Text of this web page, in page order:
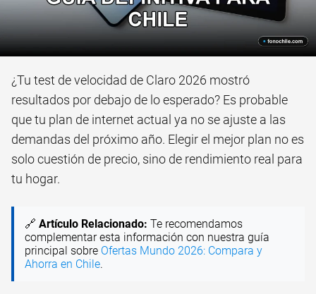
¿Tu test de velocidad de Claro 2026 mostró
resultados por debajo de lo esperado? Es probable
que tu plan de internet actual ya no se ajuste a las
demandas del próximo año. Elegir el mejor plan no es
solo cuestión de precio, sino de rendimiento real para
tu hogar.
🔗 Artículo Relacionado: Te recomendamos
complementar esta información con nuestra guía
principal sobre Ofertas Mundo 2026: Compara y
Ahorra en Chile.